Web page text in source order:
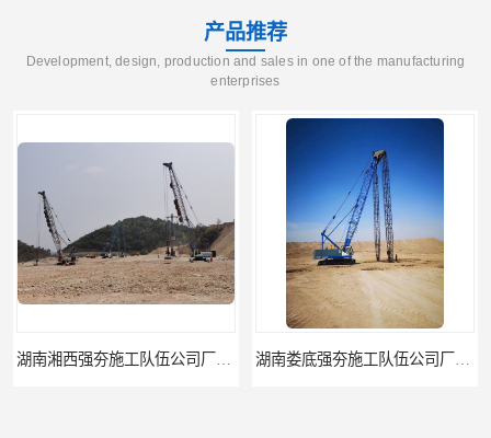
产品推荐
Development, design, production and sales in one of the manufacturing
enterprises
湖南湘西强夯施工队伍公司厂房地基强夯施工 湖南娄底强夯施工队伍公司厂房地基强夯施工